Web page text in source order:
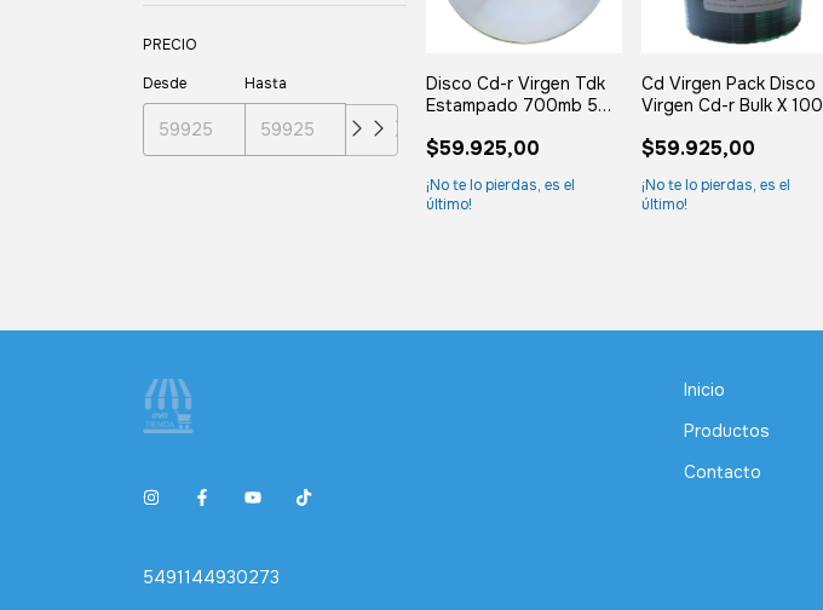
PRECIO
Desde
Hasta
Disco Cd-r Virgen Tdk
Estampado 700mb 52x
$59.925,00
¡No te lo pierdas, es el
último!
Cd Virgen Pack Disco
Virgen Cd-r Bulk X 100
$59.925,00
¡No te lo pierdas, es el
último!
5491144930273
Inicio
Productos
Contacto